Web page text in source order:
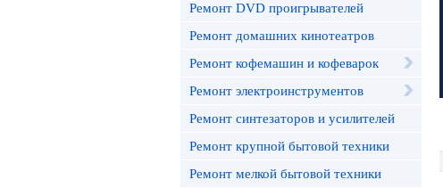
Ремонт DVD проигрывателей
Ремонт домашних кинотеатров
Ремонт кофемашин и кофеварок
Ремонт электроинструментов
Ремонт синтезаторов и усилителей
Ремонт крупной бытовой техники
Ремонт мелкой бытовой техники